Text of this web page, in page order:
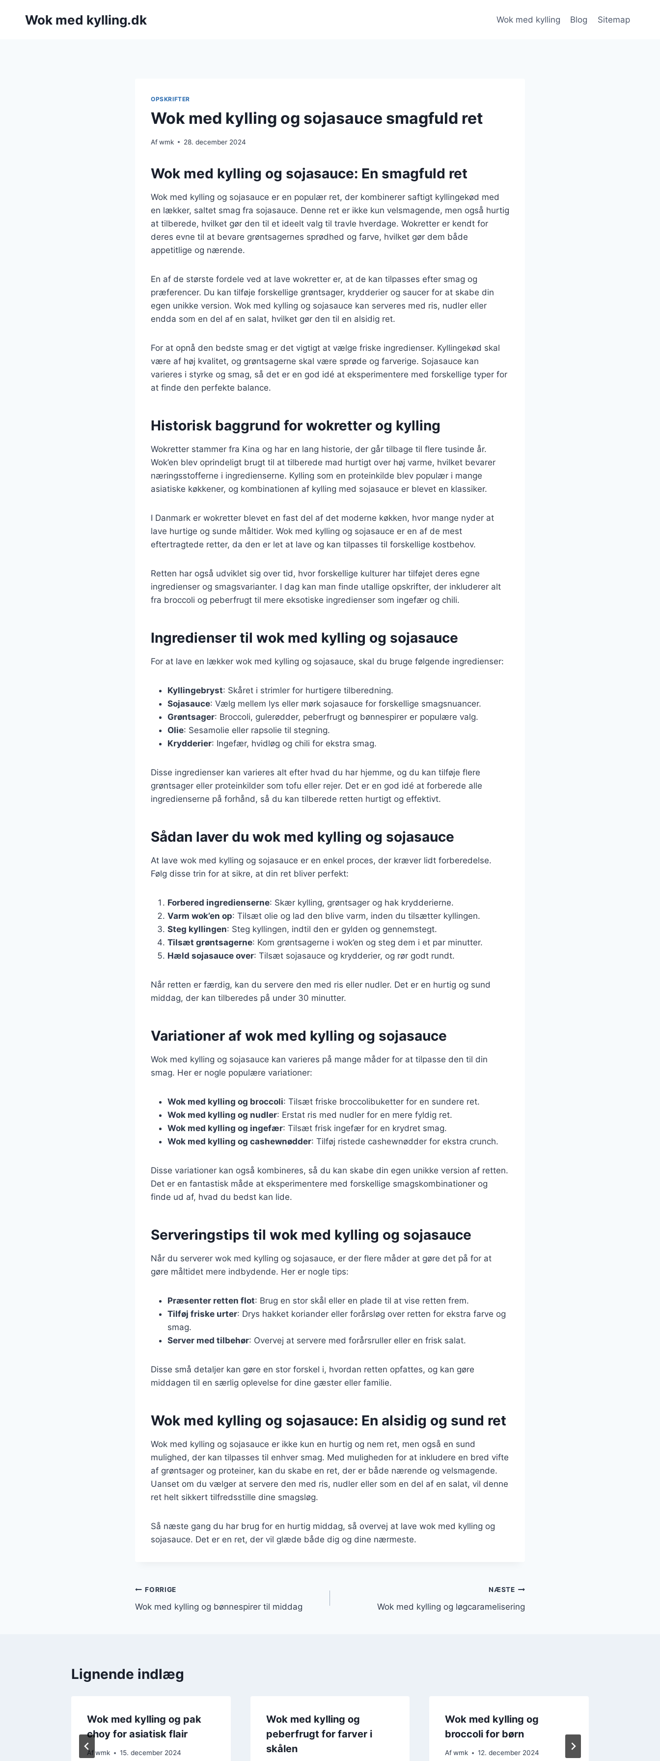
Wok med kylling.dk Wok med kylling Blog Sitemap
OPSKRIFTER
Wok med kylling og sojasauce smagfuld ret
Afwmk 28. december 2024
Wok med kylling og sojasauce: En smagfuld ret
Wok med kylling og sojasauce er en populær ret, der kombinerer saftigt kyllingekød med
en lækker, saltet smag fra sojasauce. Denne ret er ikke kun velsmagende, men også hurtig
at tilberede, hvilket gør den til et ideelt valg til travle hverdage. Wokretter er kendt for
deres evne til at bevare grøntsagernes sprødhed og farve, hvilket gør dem både
appetitlige og nærende.
En af de største fordele ved at lave wokretter er, at de kan tilpasses efter smag og
præferencer. Du kan tilføje forskellige grøntsager, krydderier og saucer for at skabe din
egen unikke version. Wok med kylling og sojasauce kan serveres med ris, nudler eller
endda som en del af en salat, hvilket gør den til en alsidig ret.
For at opnå den bedste smag er det vigtigt at vælge friske ingredienser. Kyllingekød skal
være af høj kvalitet, og grøntsagerne skal være sprøde og farverige. Sojasauce kan
varieres i styrke og smag, så det er en god idé at eksperimentere med forskellige typer for
at finde den perfekte balance.
Historisk baggrund for wokretter og kylling
Wokretter stammer fra Kina og har en lang historie, der går tilbage til flere tusinde år.
Wok’en blev oprindeligt brugt til at tilberede mad hurtigt over høj varme, hvilket bevarer
næringsstofferne i ingredienserne. Kylling som en proteinkilde blev populær i mange
asiatiske køkkener, og kombinationen af kylling med sojasauce er blevet en klassiker.
I Danmark er wokretter blevet en fast del af det moderne køkken, hvor mange nyder at
lave hurtige og sunde måltider. Wok med kylling og sojasauce er en af de mest
eftertragtede retter, da den er let at lave og kan tilpasses til forskellige kostbehov.
Retten har også udviklet sig over tid, hvor forskellige kulturer har tilføjet deres egne
ingredienser og smagsvarianter. I dag kan man finde utallige opskrifter, der inkluderer alt
fra broccoli og peberfrugt til mere eksotiske ingredienser som ingefær og chili.
Ingredienser til wok med kylling og sojasauce
For at lave en lækker wok med kylling og sojasauce, skal du bruge følgende ingredienser:
Kyllingebryst: Skåret i strimler for hurtigere tilberedning.
Sojasauce: Vælg mellem lys eller mørk sojasauce for forskellige smagsnuancer.
Grøntsager: Broccoli, gulerødder, peberfrugt og bønnespirer er populære valg.
Olie: Sesamolie eller rapsolie til stegning.
Krydderier: Ingefær, hvidløg og chili for ekstra smag.
Disse ingredienser kan varieres alt efter hvad du har hjemme, og du kan tilføje flere
grøntsager eller proteinkilder som tofu eller rejer. Det er en god idé at forberede alle
ingredienserne på forhånd, så du kan tilberede retten hurtigt og effektivt.
Sådan laver du wok med kylling og sojasauce
At lave wok med kylling og sojasauce er en enkel proces, der kræver lidt forberedelse.
Følg disse trin for at sikre, at din ret bliver perfekt:
Forbered ingredienserne: Skær kylling, grøntsager og hak krydderierne.
Varm wok’en op: Tilsæt olie og lad den blive varm, inden du tilsætter kyllingen.
Steg kyllingen: Steg kyllingen, indtil den er gylden og gennemstegt.
Tilsæt grøntsagerne: Kom grøntsagerne i wok’en og steg dem i et par minutter.
Hæld sojasauce over: Tilsæt sojasauce og krydderier, og rør godt rundt.
Når retten er færdig, kan du servere den med ris eller nudler. Det er en hurtig og sund
middag, der kan tilberedes på under 30 minutter.
Variationer af wok med kylling og sojasauce
Wok med kylling og sojasauce kan varieres på mange måder for at tilpasse den til din
smag. Her er nogle populære variationer:
Wok med kylling og broccoli: Tilsæt friske broccolibuketter for en sundere ret.
Wok med kylling og nudler: Erstat ris med nudler for en mere fyldig ret.
Wok med kylling og ingefær: Tilsæt frisk ingefær for en krydret smag.
Wok med kylling og cashewnødder: Tilføj ristede cashewnødder for ekstra crunch.
Disse variationer kan også kombineres, så du kan skabe din egen unikke version af retten.
Det er en fantastisk måde at eksperimentere med forskellige smagskombinationer og
finde ud af, hvad du bedst kan lide.
Serveringstips til wok med kylling og sojasauce
Når du serverer wok med kylling og sojasauce, er der flere måder at gøre det på for at
gøre måltidet mere indbydende. Her er nogle tips:
Præsenter retten flot: Brug en stor skål eller en plade til at vise retten frem.
Tilføj friske urter: Drys hakket koriander eller forårsløg over retten for ekstra farve og
smag.
Server med tilbehør: Overvej at servere med forårsruller eller en frisk salat.
Disse små detaljer kan gøre en stor forskel i, hvordan retten opfattes, og kan gøre
middagen til en særlig oplevelse for dine gæster eller familie.
Wok med kylling og sojasauce: En alsidig og sund ret
Wok med kylling og sojasauce er ikke kun en hurtig og nem ret, men også en sund
mulighed, der kan tilpasses til enhver smag. Med muligheden for at inkludere en bred vifte
af grøntsager og proteiner, kan du skabe en ret, der er både nærende og velsmagende.
Uanset om du vælger at servere den med ris, nudler eller som en del af en salat, vil denne
ret helt sikkert tilfredsstille dine smagsløg.
Så næste gang du har brug for en hurtig middag, så overvej at lave wok med kylling og
sojasauce. Det er en ret, der vil glæde både dig og dine nærmeste.
Indlægsnavigation
FORRIGE
Wok med kylling og bønnespirer til middag
NÆSTE
Wok med kylling og løgcaramelisering
Lignende indlæg
Wok med kylling og pak
choy for asiatisk flair
Afwmk 15. december 2024
Wok med kylling og
peberfrugt for farver i
skålen
Wok med kylling og
broccoli for børn
Af wmk 12. december 2024